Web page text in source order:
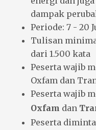
dampak
Periode: 7 - 20
Tulisan
dari 1.500 kata
Peserta wajib
Oxfam dan
Peserta wajib
Oxfam dan
Peserta